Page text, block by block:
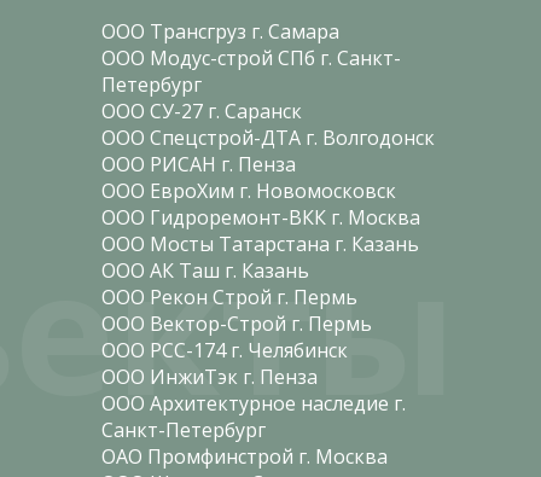
ООО Трансгруз г. Самара
ООО Модус-строй СПб г. Санкт-
Петербург
ООО СУ-27 г. Саранск
ООО Спецстрой-ДТА г. Волгодонск
ООО РИСАН г. Пенза
ООО ЕвроХим г. Новомосковск
ООО Гидроремонт-ВКК г. Москва
ООО Мосты Татарстана г. Казань
ООО АК Таш г. Казань
ООО Рекон Строй г. Пермь
ООО Вектор-Строй г. Пермь
ООО РСС-174 г. Челябинск
ООО ИнжиТэк г. Пенза
ООО Архитектурное наследие г.
Санкт-Петербург
ОАО Промфинстрой г. Москва